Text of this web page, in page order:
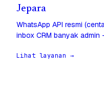
Jepara
WhatsApp API resmi
inbox CRM banyak
Lihat layanan →